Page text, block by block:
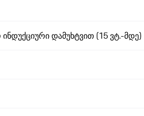
დამუხტვით (15 ვტ.-მდე)